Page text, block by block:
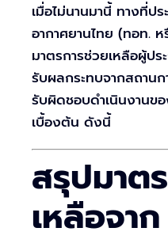
เมื่อไม่นานมานี้ ทางที่ป
อากาศยานไทย (ทอท.
มาตรการช่วยเหลือผู้ปร
รับผลกระทบจากสถาน
รับผิดชอบดำเนินงานข
เบื้องต้น ดังนี้
สรุปมาต
เหลือจา